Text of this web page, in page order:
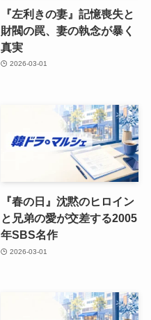
『左利きの妻』記憶喪失と
財閥の罠、妻の執念が暴く
真実
2026-03-01
『春の日』沈黙のヒロイン
と兄弟の愛が交差する2005
年SBS名作
2026-03-01